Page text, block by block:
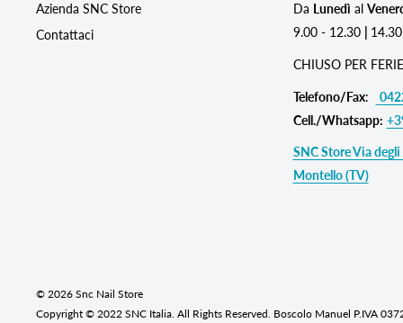
Azienda SNC Store
Contattaci
Da Lunedì al
9.00 - 12.30
CHIUSO PER
Telefono/Fax:
Cell./Whatsapp:
SNC Store Via
Montello (TV)
© 2026 Snc Nail Store
Copyright © 2022 SNC Italia. All Rights Reserved. Boscolo Manuel P.IVA